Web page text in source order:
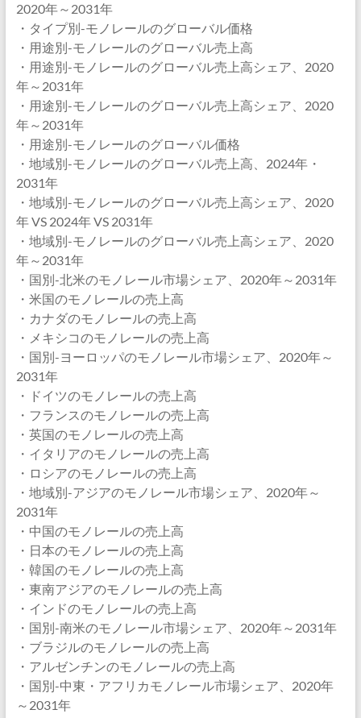
2020年～2031年
・タイプ別-モノレールのグローバル価格
・用途別-モノレールのグローバル売上高
・用途別-モノレールのグローバル売上高シェア、2020
年～2031年
・用途別-モノレールのグローバル売上高シェア、2020
年～2031年
・用途別-モノレールのグローバル価格
・地域別-モノレールのグローバル売上高、2024年・
2031年
・地域別-モノレールのグローバル売上高シェア、2020
年 VS 2024年 VS 2031年
・地域別-モノレールのグローバル売上高シェア、2020
年～2031年
・国別-北米のモノレール市場シェア、2020年～2031年
・米国のモノレールの売上高
・カナダのモノレールの売上高
・メキシコのモノレールの売上高
・国別-ヨーロッパのモノレール市場シェア、2020年～
2031年
・ドイツのモノレールの売上高
・フランスのモノレールの売上高
・英国のモノレールの売上高
・イタリアのモノレールの売上高
・ロシアのモノレールの売上高
・地域別-アジアのモノレール市場シェア、2020年～
2031年
・中国のモノレールの売上高
・日本のモノレールの売上高
・韓国のモノレールの売上高
・東南アジアのモノレールの売上高
・インドのモノレールの売上高
・国別-南米のモノレール市場シェア、2020年～2031年
・ブラジルのモノレールの売上高
・アルゼンチンのモノレールの売上高
・国別-中東・アフリカモノレール市場シェア、2020年
～2031年